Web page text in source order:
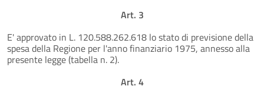
Art. 3
E' approvato in L. 120.588.262.618 lo stato di previsione della
spesa della Regione per l'anno finanziario 1975, annesso alla
presente legge (tabella n. 2).
Art. 4